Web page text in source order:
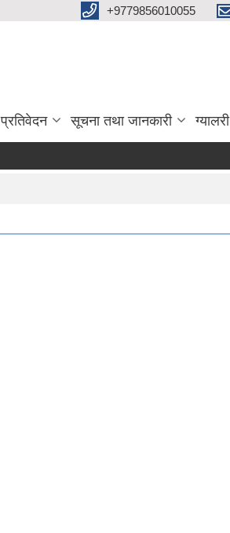
+9779856010055
प्रतिवेदन सूचना तथा जानकारी ग्यालरी